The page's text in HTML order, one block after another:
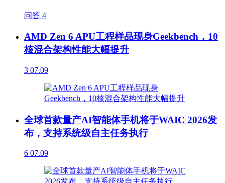
问答 4
AMD Zen 6 APU工程样品现身Geekbench，10
核混合架构性能大幅提升
3 07.09
全球首款量产AI智能体手机将于WAIC 2026发
布，支持系统级自主任务执行
6 07.09